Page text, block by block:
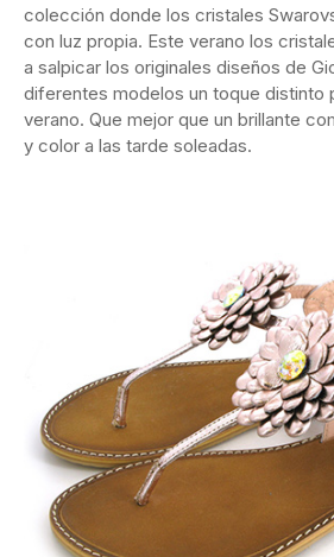
colección donde los cristales
con luz propia. Este verano los
a salpicar los originales diseños de
diferentes modelos un toque distinto
verano. Que mejor que un brillante
y color a las tarde soleadas.